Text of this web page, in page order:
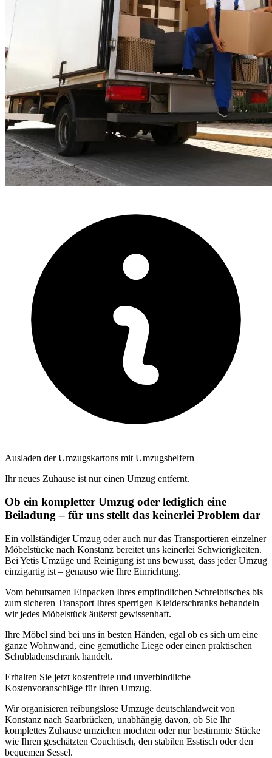
Ausladen der Umzugskartons mit Umzugshelfern
Ihr neues Zuhause ist nur einen Umzug entfernt.
Ob ein kompletter Umzug oder lediglich eine
Beiladung – für uns stellt das keinerlei Problem dar
Ein vollständiger Umzug oder auch nur das Transportieren einzelner
Möbelstücke nach Konstanz bereitet uns keinerlei Schwierigkeiten.
Bei Yetis Umzüge und Reinigung ist uns bewusst, dass jeder Umzug
einzigartig ist – genauso wie Ihre Einrichtung.
Vom behutsamen Einpacken Ihres empfindlichen Schreibtisches bis
zum sicheren Transport Ihres sperrigen Kleiderschranks behandeln
wir jedes Möbelstück äußerst gewissenhaft.
Ihre Möbel sind bei uns in besten Händen, egal ob es sich um eine
ganze Wohnwand, eine gemütliche Liege oder einen praktischen
Schubladenschrank handelt.
Erhalten Sie jetzt kostenfreie und unverbindliche
Kostenvoranschläge für Ihren Umzug.
Wir organisieren reibungslose Umzüge deutschlandweit von
Konstanz nach Saarbrücken, unabhängig davon, ob Sie Ihr
komplettes Zuhause umziehen möchten oder nur bestimmte Stücke
wie Ihren geschätzten Couchtisch, den stabilen Esstisch oder den
bequemen Sessel.